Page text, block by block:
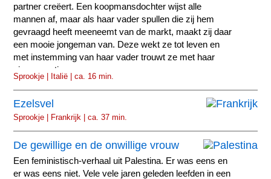
partner creëert. Een koopmansdochter wijst alle
mannen af, maar als haar vader spullen die zij hem
gevraagd heeft meeneemt van de markt, maakt zij daar
een mooie jongeman van. Deze wekt ze tot leven en
met instemming van haar vader trouwt ze met haar
eigen creatie.
Sprookje | Italië | ca. 16 min.
Ezelsvel
Sprookje | Frankrijk | ca. 37 min.
De gewillige en de onwillige vrouw
Een feministisch-verhaal uit Palestina. Er was eens en
er was eens niet. Vele vele jaren geleden leefden in een